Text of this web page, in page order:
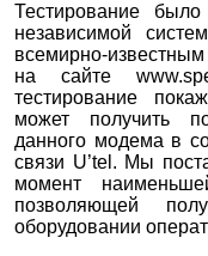
Тестирование
независимой
всемирно-
на сайте
тестирование
может получить
данного модема в
связи U’tel. Мы
момент
позволяющей
оборудовании